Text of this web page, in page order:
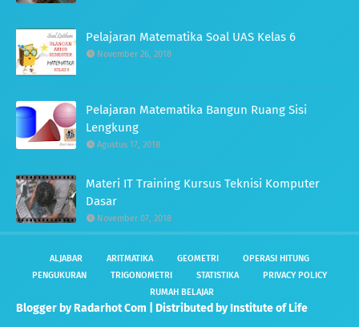
Pelajaran Matematika Soal UAS Kelas 6
November 26, 2018
Pelajaran Matematika Bangun Ruang Sisi
Lengkung
Agustus 17, 2018
Materi IT Training Kursus Teknisi Komputer
Dasar
November 07, 2018
ALJABAR ARITMATIKA GEOMETRI
OPERASI HITUNG
PENGUKURAN
TRIGONOMETRI STATISTIKA
PRIVACY POLICY
RUMAH BELAJAR
Blogger byRadarhot Com | Distributed byInstitute of Life